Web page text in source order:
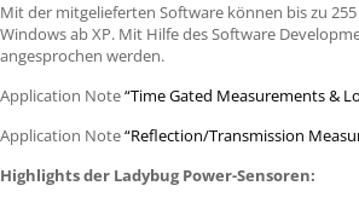
Mit der mitgelieferten Software können bis zu
Windows ab XP. Mit Hilfe des Software
angesprochen werden.
Application Note“Time Gated Measurements &
Application Note“Reflection/Transmission
Highlights der Ladybug Power-Sensoren: